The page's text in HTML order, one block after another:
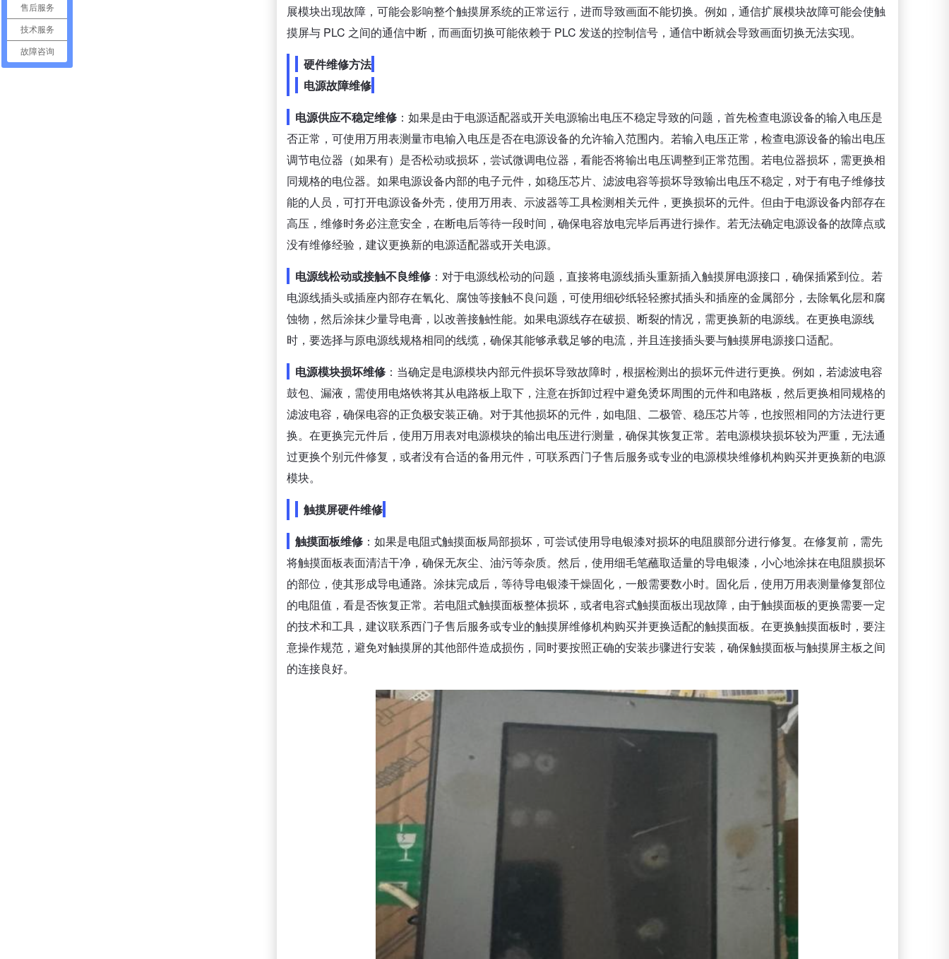
展模块出现故障，可能会影响整个触摸屏系统的正常运行，进而导致画面不能切换。例如，通信扩展模块故障可能会使触
摸屏与 PLC 之间的通信中断，而画面切换可能依赖于 PLC 发送的控制信号，通信中断就会导致画面切换无法实现。
硬件维修方法
电源故障维修
电源供应不稳定维修 ：如果是由于电源适配器或开关电源输出电压不稳定导致的问题，首先检查电源设备的输入电压是
否正常，可使用万用表测量市电输入电压是否在电源设备的允许输入范围内。若输入电压正常，检查电源设备的输出电压
调节电位器（如果有）是否松动或损坏，尝试微调电位器，看能否将输出电压调整到正常范围。若电位器损坏，需更换相
同规格的电位器。如果电源设备内部的电子元件，如稳压芯片、滤波电容等损坏导致输出电压不稳定，对于有电子维修技
能的人员，可打开电源设备外壳，使用万用表、示波器等工具检测相关元件，更换损坏的元件。但由于电源设备内部存在
高压，维修时务必注意安全，在断电后等待一段时间，确保电容放电完毕后再进行操作。若无法确定电源设备的故障点或
没有维修经验，建议更换新的电源适配器或开关电源。
电源线松动或接触不良维修 ：对于电源线松动的问题，直接将电源线插头重新插入触摸屏电源接口，确保插紧到位。若
电源线插头或插座内部存在氧化、腐蚀等接触不良问题，可使用细砂纸轻轻擦拭插头和插座的金属部分，去除氧化层和腐
蚀物，然后涂抹少量导电膏，以改善接触性能。如果电源线存在破损、断裂的情况，需更换新的电源线。在更换电源线
时，要选择与原电源线规格相同的线缆，确保其能够承载足够的电流，并且连接插头要与触摸屏电源接口适配。
电源模块损坏维修 ：当确定是电源模块内部元件损坏导致故障时，根据检测出的损坏元件进行更换。例如，若滤波电容
鼓包、漏液，需使用电烙铁将其从电路板上取下，注意在拆卸过程中避免烫坏周围的元件和电路板，然后更换相同规格的
滤波电容，确保电容的正负极安装正确。对于其他损坏的元件，如电阻、二极管、稳压芯片等，也按照相同的方法进行更
换。在更换完元件后，使用万用表对电源模块的输出电压进行测量，确保其恢复正常。若电源模块损坏较为严重，无法通
过更换个别元件修复，或者没有合适的备用元件，可联系西门子售后服务或专业的电源模块维修机构购买并更换新的电源
模块。
触摸屏硬件维修
触摸面板维修 ：如果是电阻式触摸面板局部损坏，可尝试使用导电银漆对损坏的电阻膜部分进行修复。在修复前，需先
将触摸面板表面清洁干净，确保无灰尘、油污等杂质。然后，使用细毛笔蘸取适量的导电银漆，小心地涂抹在电阻膜损坏
的部位，使其形成导电通路。涂抹完成后，等待导电银漆干燥固化，一般需要数小时。固化后，使用万用表测量修复部位
的电阻值，看是否恢复正常。若电阻式触摸面板整体损坏，或者电容式触摸面板出现故障，由于触摸面板的更换需要一定
的技术和工具，建议联系西门子售后服务或专业的触摸屏维修机构购买并更换适配的触摸面板。在更换触摸面板时，要注
意操作规范，避免对触摸屏的其他部件造成损伤，同时要按照正确的安装步骤进行安装，确保触摸面板与触摸屏主板之间
的连接良好。
售后服务
技术服务
故障咨询